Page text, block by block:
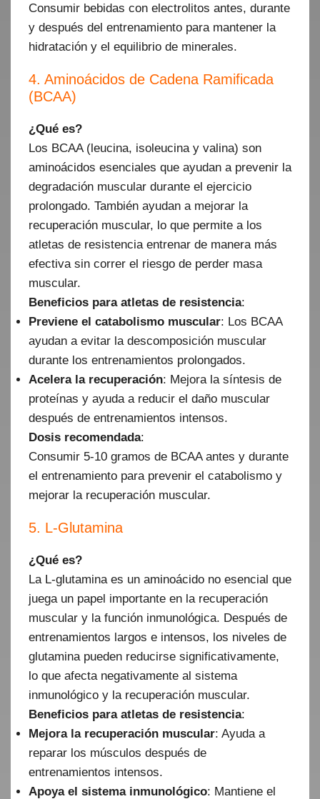
Consumir bebidas con electrolitos antes, durante
y después del entrenamiento para mantener la
hidratación y el equilibrio de minerales.
4. Aminoácidos de Cadena Ramificada
(BCAA)
¿Qué es?
Los BCAA (leucina, isoleucina y valina) son
aminoácidos esenciales que ayudan a prevenir la
degradación muscular durante el ejercicio
prolongado. También ayudan a mejorar la
recuperación muscular, lo que permite a los
atletas de resistencia entrenar de manera más
efectiva sin correr el riesgo de perder masa
muscular.
Beneficios para atletas de resistencia:
Previene el catabolismo muscular: Los BCAA
ayudan a evitar la descomposición muscular
durante los entrenamientos prolongados.
Acelera la recuperación: Mejora la síntesis de
proteínas y ayuda a reducir el daño muscular
después de entrenamientos intensos.
Dosis recomendada:
Consumir 5-10 gramos de BCAA antes y durante
el entrenamiento para prevenir el catabolismo y
mejorar la recuperación muscular.
5. L-Glutamina
¿Qué es?
La L-glutamina es un aminoácido no esencial que
juega un papel importante en la recuperación
muscular y la función inmunológica. Después de
entrenamientos largos e intensos, los niveles de
glutamina pueden reducirse significativamente,
lo que afecta negativamente al sistema
inmunológico y la recuperación muscular.
Beneficios para atletas de resistencia:
Mejora la recuperación muscular: Ayuda a
reparar los músculos después de
entrenamientos intensos.
Apoya el sistema inmunológico: Mantiene el